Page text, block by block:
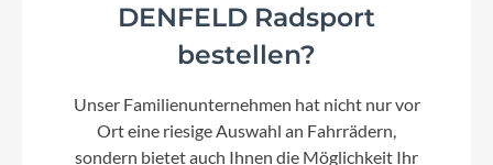
Kassette
Gates CDX 24T
KOGA Riser alloy
DENFELD Radsport
bestellen?
Unser Familienunternehmen hat nicht nur vor
Ort eine riesige Auswahl an Fahrrädern,
sondern bietet auch Ihnen die Möglichkeit Ihr